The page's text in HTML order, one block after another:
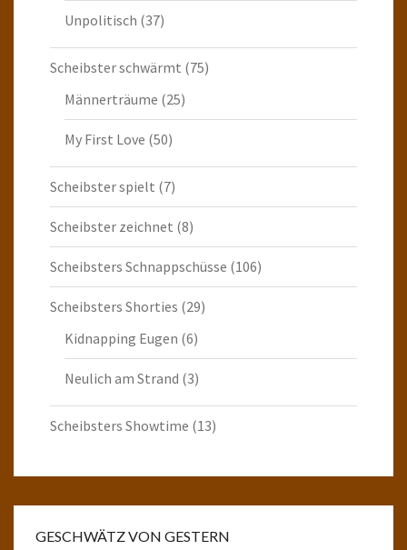
Unpolitisch (37)
Scheibster schwärmt (75)
Männerträume (25)
My First Love (50)
Scheibster spielt (7)
Scheibster zeichnet (8)
Scheibsters Schnappschüsse (106)
Scheibsters Shorties (29)
Kidnapping Eugen (6)
Neulich am Strand (3)
Scheibsters Showtime (13)
GESCHWÄTZ VON GESTERN